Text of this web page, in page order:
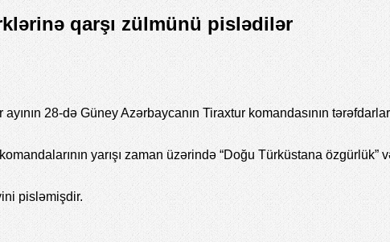
qarşı zülmünü pislədilər
28-də Güney Azərbaycanın Tiraxtur komandasının
yarışı zaman üzərində “Doğu Türküstana özgürlük”
pisləmişdir.